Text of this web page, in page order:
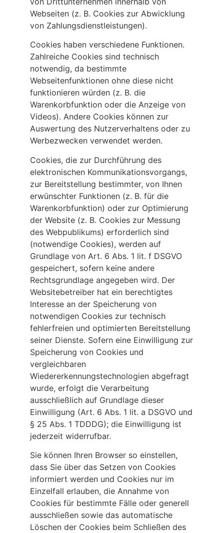
Webseiten (z. B. Cookies zur Abwicklung
von Zahlungsdienstleistungen).
Cookies haben verschiedene Funktionen.
Zahlreiche Cookies sind technisch
notwendig, da bestimmte
Webseitenfunktionen ohne diese nicht
funktionieren würden (z. B. die
Warenkorbfunktion oder die Anzeige von
Videos). Andere Cookies können zur
Auswertung des Nutzerverhaltens oder zu
Werbezwecken verwendet werden.
Cookies, die zur Durchführung des
elektronischen Kommunikationsvorgangs,
zur Bereitstellung bestimmter, von Ihnen
erwünschter Funktionen (z. B. für die
Warenkorbfunktion) oder zur Optimierung
der Website (z. B. Cookies zur Messung
des Webpublikums) erforderlich sind
(notwendige Cookies), werden auf
Grundlage von Art. 6 Abs. 1 lit. f DSGVO
gespeichert, sofern keine andere
Rechtsgrundlage angegeben wird. Der
Websitebetreiber hat ein berechtigtes
Interesse an der Speicherung von
notwendigen Cookies zur technisch
fehlerfreien und optimierten Bereitstellung
seiner Dienste. Sofern eine Einwilligung zur
Speicherung von Cookies und
vergleichbaren
Wiedererkennungstechnologien abgefragt
wurde, erfolgt die Verarbeitung
ausschließlich auf Grundlage dieser
Einwilligung (Art. 6 Abs. 1 lit. a DSGVO und
§ 25 Abs. 1 TDDDG); die Einwilligung ist
jederzeit widerrufbar.
Sie können Ihren Browser so einstellen,
dass Sie über das Setzen von Cookies
informiert werden und Cookies nur im
Einzelfall erlauben, die Annahme von
Cookies für bestimmte Fälle oder generell
ausschließen sowie das automatische
Löschen der Cookies beim Schließen des